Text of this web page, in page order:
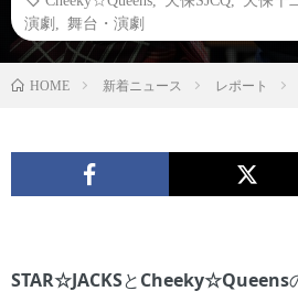
演劇
舞台・演劇
HOME 新着ニュース レポート
STAR☆JACKSとCheeky☆Queens